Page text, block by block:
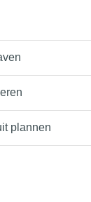
plannen